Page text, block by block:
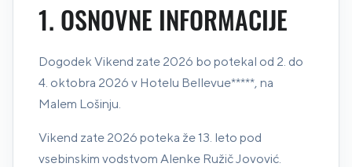
1. OSNOVNE INFORMACIJE
Dogodek Vikend zate 2026 bo potekal od 2. do
4. oktobra 2026 v Hotelu Bellevue*****, na
Malem Lošinju.
Vikend zate 2026 poteka že 13. leto pod
vsebinskim vodstvom Alenke Ružič Jovović.